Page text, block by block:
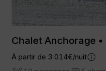
Chalet Anchorage
À partir de 3 014€/nuit